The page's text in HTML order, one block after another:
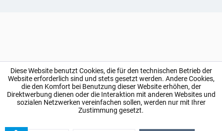
Diese Website benutzt Cookies, die für den technischen Betrieb der
Website erforderlich sind und stets gesetzt werden. Andere Cookies,
die den Komfort bei Benutzung dieser Website erhöhen, der
Direktwerbung dienen oder die Interaktion mit anderen Websites und
sozialen Netzwerken vereinfachen sollen, werden nur mit Ihrer
Zustimmung gesetzt.